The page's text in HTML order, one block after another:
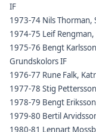
IF
1973-74 Nils Thorman,
1974-75 Leif
1975-76 Bengt
Grundskolors IF
1976-77 Rune Falk,
1977-78 Stig
1978-79 Bengt
1979-80 Bertil
1980-81 Lennart